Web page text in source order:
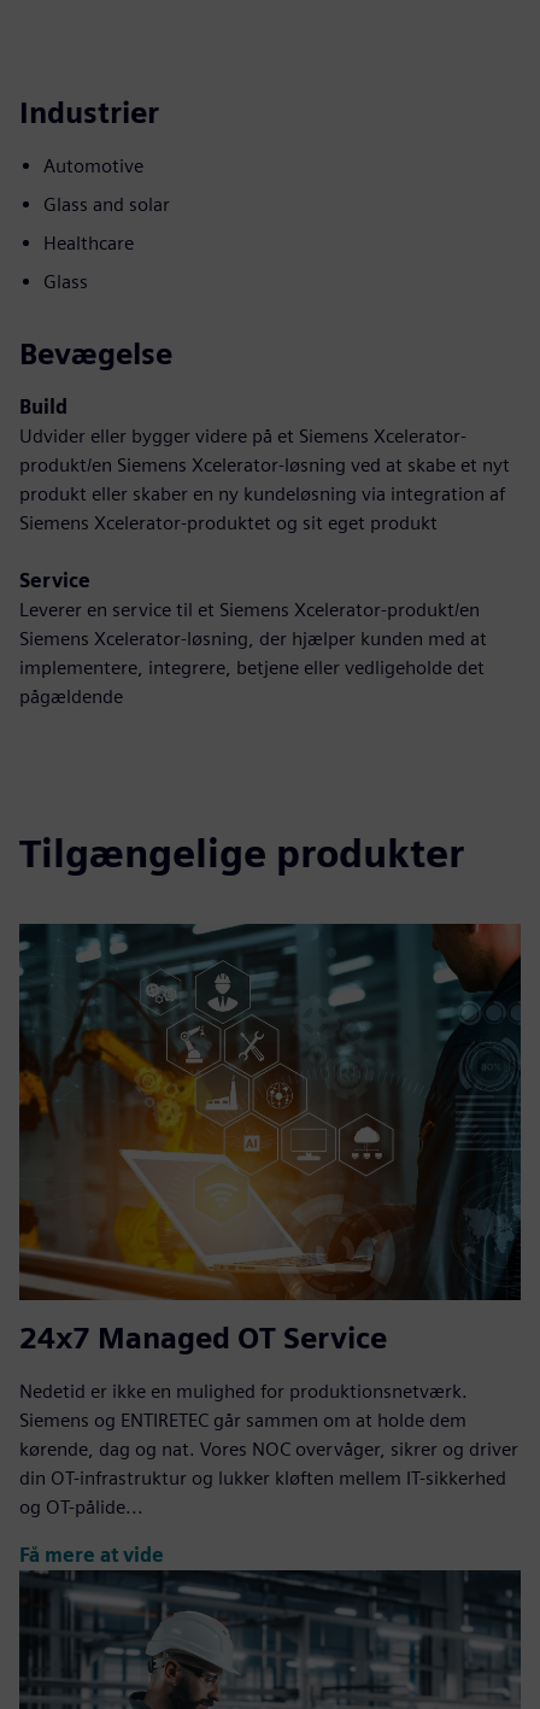
Industrier
Automotive
Glass and solar
Healthcare
Glass
Bevægelse
Build
Udvider eller bygger videre på et Siemens Xcelerator-
produkt/en Siemens Xcelerator-løsning ved at skabe et nyt
produkt eller skaber en ny kundeløsning via integration af
Siemens Xcelerator-produktet og sit eget produkt
Service
Leverer en service til et Siemens Xcelerator-produkt/en
Siemens Xcelerator-løsning, der hjælper kunden med at
implementere, integrere, betjene eller vedligeholde det
pågældende
Tilgængelige produkter
24x7 Managed OT Service
Nedetid er ikke en mulighed for produktionsnetværk.
Siemens og ENTIRETEC går sammen om at holde dem
kørende, dag og nat. Vores NOC overvåger, sikrer og driver
din OT-infrastruktur og lukker kløften mellem IT-sikkerhed
og OT-pålide...
Få mere at vide